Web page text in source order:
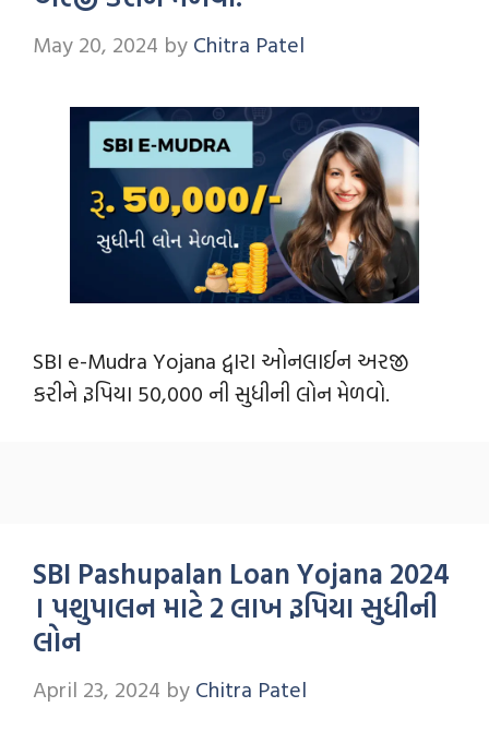
May 20, 2024 by Chitra Patel
SBI e-Mudra Yojana દ્વારા ઓનલાઈન અરજી
કરીને રૂપિયા 50,000 ની સુધીની લોન મેળવો.
SBI Pashupalan Loan Yojana 2024
। પશુપાલન માટે 2 લાખ રૂપિયા સુધીની
લોન
April 23, 2024 by Chitra Patel